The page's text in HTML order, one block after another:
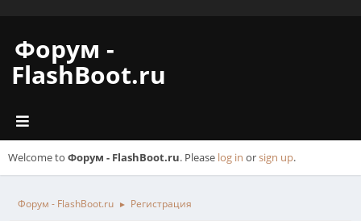
Форум -
FlashBoot.ru
Welcome to Форум - FlashBoot.ru. Please log in orsign up.
Форум - FlashBoot.ru ► Регистрация